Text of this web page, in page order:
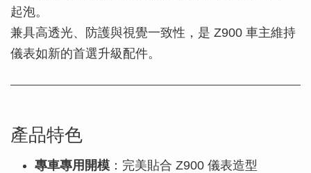
起泡。
兼具高透光、防護與視覺一致性，是 Z900 車主維持
儀表如新的首選升級配件。
產品特色
專車專用開模 ：完美貼合 Z900 儀表造型